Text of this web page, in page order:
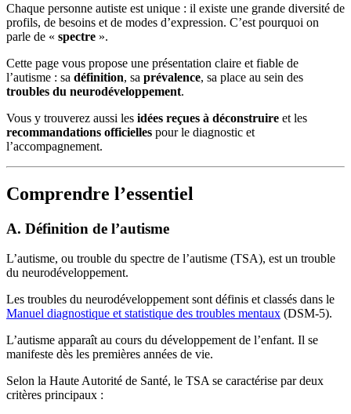
Chaque personne autiste est unique : il existe une grande diversité de
profils, de besoins et de modes d’expression. C’est pourquoi on
parle de « spectre ».
Cette page vous propose une présentation claire et fiable de
l’autisme : sa définition, sa prévalence, sa place au sein des
troubles du neurodéveloppement.
Vous y trouverez aussi les idées reçues à déconstruire et les
recommandations officielles pour le diagnostic et
l’accompagnement.
Comprendre l’essentiel
A. Définition de l’autisme
L’autisme, ou trouble du spectre de l’autisme (TSA), est un trouble
du neurodéveloppement.
Les troubles du neurodéveloppement sont définis et classés dans le
Manuel diagnostique et statistique des troubles mentaux (DSM-5).
L’autisme apparaît au cours du développement de l’enfant. Il se
manifeste dès les premières années de vie.
Selon la Haute Autorité de Santé, le TSA se caractérise par deux
critères principaux :